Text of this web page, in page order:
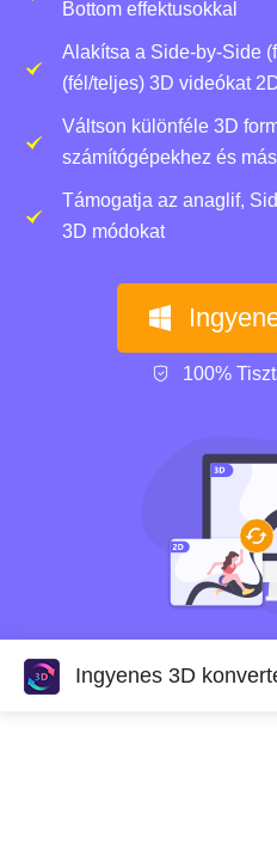
Bottom effektusokkal
Alakítsa a Side-by-Side
(fél/teljes) 3D videókat
Váltson különféle 3D
számítógépekhez és
Támogatja az anaglif,
3D módokat
100%
Ingyenes 3D